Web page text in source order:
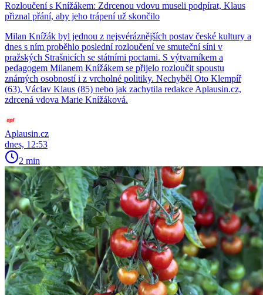
Rozloučení s Knížákem: Zdrcenou vdovu museli podpírat, Klaus
přiznal přání, aby jeho trápení už skončilo
Milan Knížák byl jednou z nejsvéráznějších postav české kultury a
dnes s ním proběhlo poslední rozloučení ve smuteční síni v
pražských Strašnicích se státními poctami. S výtvarníkem a
pedagogem Milanem Knížákem se přijelo rozloučit spoustu
známých osobností i z vrcholné politiky. Nechyběl Oto Klempíř
(63), Václav Klaus (85) nebo jak zachytila redakce Aplausin.cz,
zdrcená vdova Marie Knížáková.
Aplausin.cz
dnes, 12:53
2 min